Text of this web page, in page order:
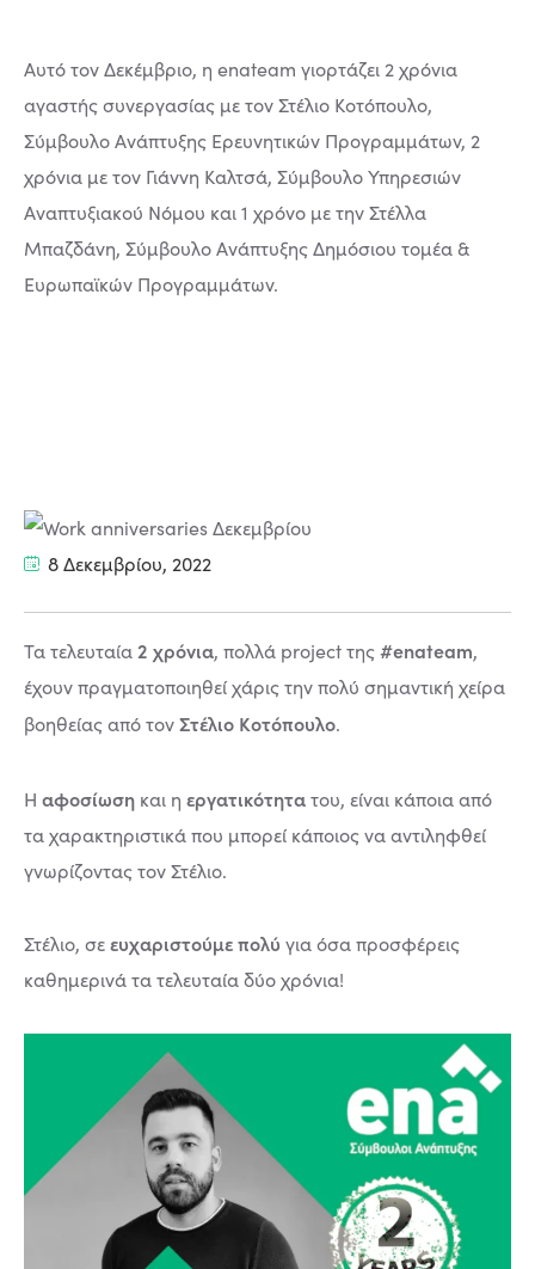
Aυτό τον Δεκέμβριο, η enateam γιορτάζει 2 χρόνια
αγαστής συνεργασίας με τον Στέλιο Κοτόπουλο,
Σύμβουλο Ανάπτυξης Ερευνητικών Προγραμμάτων, 2
χρόνια με τον Γιάννη Καλτσά, Σύμβουλο Υπηρεσιών
Αναπτυξιακού Νόμου και 1 χρόνο με την Στέλλα
Μπαζδάνη, Σύμβουλο Ανάπτυξης Δημόσιου τομέα &
Ευρωπαϊκών Προγραμμάτων.
8 Δεκεμβρίου, 2022
Τα τελευταία2 χρόνια, πολλά project της#enateam,
έχουν πραγματοποιηθεί χάρις την πολύ σημαντική χείρα
βοηθείας από τονΣτέλιο Κοτόπουλο.
Η αφοσίωση και η εργατικότητατου, είναι κάποια από
τα χαρακτηριστικά που μπορεί κάποιος να αντιληφθεί
γνωρίζοντας τον Στέλιο.
Στέλιο, σεευχαριστούμε πολύ για όσα προσφέρεις
καθημερινά τα τελευταία δύο χρόνια!